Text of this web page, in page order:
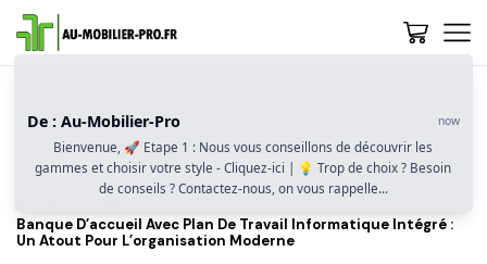
Quelle Banque D’accueil Choisir Pour Un Espace
Professionnel Accueillant Et Fonctionnel ?
Quelles Fonctionnalités Pour Une Banque D’accueil Vraiment
Banque D’accueil Avec Plan De Travail Informatique Intégré :
Un Atout Pour L’organisation Moderne
De : Au-Mobilier-Pro now
Bienvenue, 🚀 Etape 1 : Nous vous conseillons de découvrir les
gammes et choisir votre style - Cliquez-ici | 💡 Trop de choix ? Besoin
de conseils ? Contactez-nous, on vous rappelle...